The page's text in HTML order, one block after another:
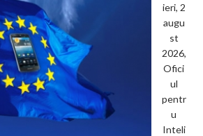
ieri, 2
augu
st
2026,
Ofici
ul
pentr
u
Inteli